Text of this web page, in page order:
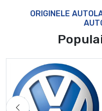
ORIGINELE